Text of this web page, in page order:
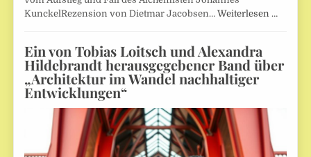
KunckelRezension von Dietmar Jacobsen…Weiterlesen …
Ein von Tobias Loitsch und Alexandra
Hildebrandt herausgegebener Band über
„Architektur im Wandel nachhaltiger
Entwicklungen“